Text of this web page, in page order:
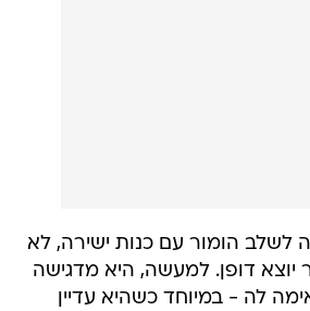
לשלב הומור עם כנות ישירה, לא
יוצא דופן. למעשה, היא מדגישה
לה - במיוחד כשהיא עדיין